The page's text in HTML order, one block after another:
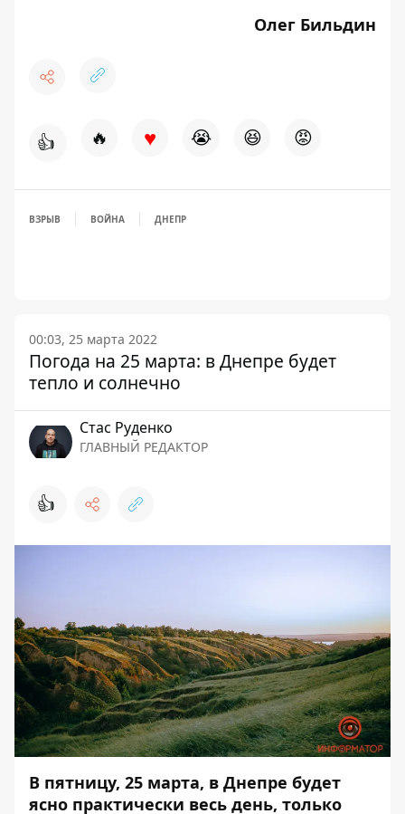
Олег Бильдин
👍 🔥 ♥ 😭 😆 😡
ВЗРЫВ ВОЙНА ДНЕПР
00:03, 25 марта 2022
Погода на 25 марта: в Днепре будет
тепло и солнечно
Стаc Руденко
ГЛАВНЫЙ РЕДАКТОР
👍
В пятницу, 25 марта, в Днепре будет
ясно практически весь день, только